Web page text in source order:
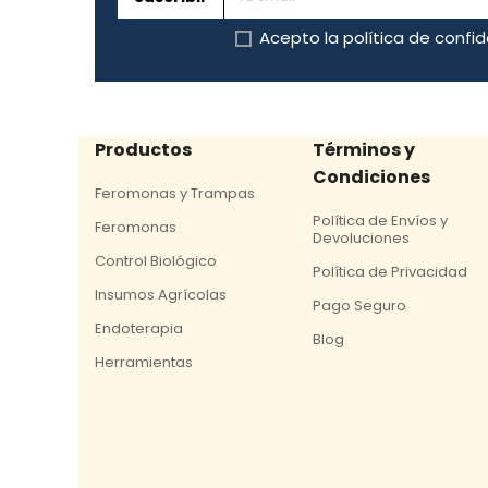
Acepto la política de
Productos
Feromonas y Trampas
Feromonas
Control Biológico
Insumos Agrícolas
Endoterapia
Herramientas
Términos y
Condiciones
Política de Envíos y
Devoluciones
Política de Privacidad
Pago Seguro
Blog